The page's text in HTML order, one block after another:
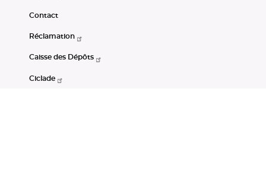
Contact
Réclamation
Caisse des Dépôts
Ciclade